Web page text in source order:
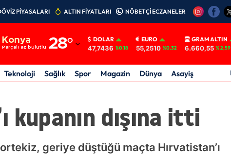
PİYASALARI ALTIN FİYATLARI NÖBETÇİ ECZANELER
Konya
Parçalı az bulutlu 28°
Adıyaman
Afyonkarahisar
Amasya
Ankara
Antalya
DOLAR
47,7436 %0.18
EURO
55,2510 %0.32
GRAM ALTIN
6.660,55 % 2,59
Teknoloji Sağlık Spor Magazin Dünya Asayiş
kupanın dışına itti
geriye düştüğü maçta Hırvatistan’ı